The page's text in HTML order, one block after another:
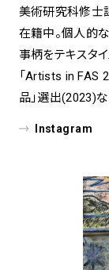
美術研究科修士
在籍中。個人的
事柄をテキスタ
「Artists in FAS
品」選出(2023)な
Instagram